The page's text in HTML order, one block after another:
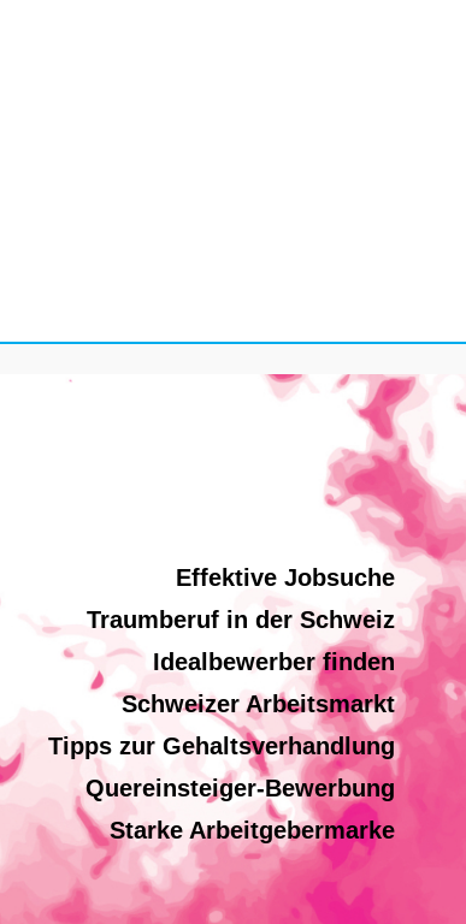
Effektive Jobsuche
Traumberuf in der Schweiz
Idealbewerber finden
Schweizer Arbeitsmarkt
Tipps zur Gehaltsverhandlung
Quereinsteiger-Bewerbung
Starke Arbeitgebermarke